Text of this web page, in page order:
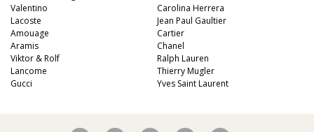
Valentino
Lacoste
Amouage
Aramis
Viktor & Rolf
Lancome
Gucci
Carolina Herrera
Jean Paul Gaultier
Cartier
Chanel
Ralph Lauren
Thierry Mugler
Yves Saint Laurent